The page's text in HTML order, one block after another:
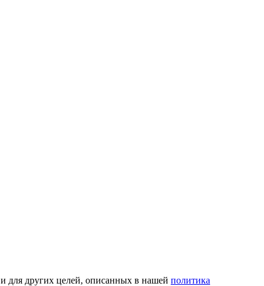
для других целей, описанных в нашей политика